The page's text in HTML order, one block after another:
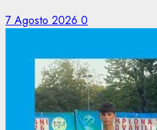
7 Agosto 2026 0